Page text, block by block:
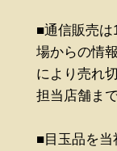
■通信販売は
場からの情
により売れ
担当店舗ま
■目玉品を当